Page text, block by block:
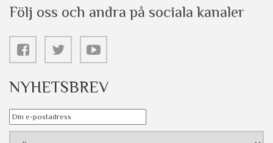
Följ oss och andra på sociala kanaler
NYHETSBREV